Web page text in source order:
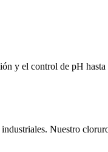
y el control de pH
Nuestro